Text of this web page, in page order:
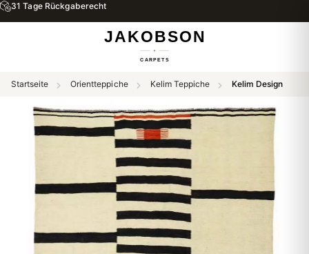
31 Tage Rückgaberecht
Startseite Orientteppiche Kelim Teppiche Kelim Design